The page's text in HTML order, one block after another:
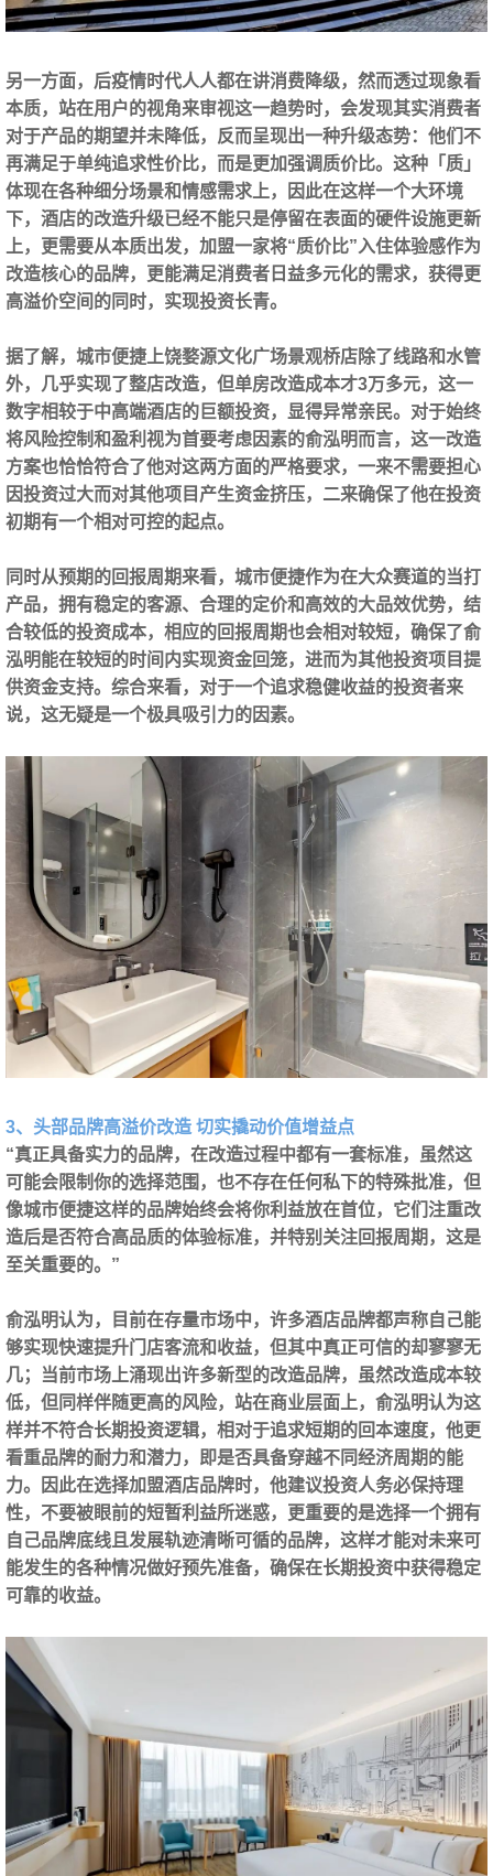
另一方面，后疫情时代人人都在讲消费降级，然而透过现象看
本质，站在用户的视角来审视这一趋势时，会发现其实消费者
对于产品的期望并未降低，反而呈现出一种升级态势：他们不
再满足于单纯追求性价比，而是更加强调质价比。这种「质」
体现在各种细分场景和情感需求上，因此在这样一个大环境
下，酒店的改造升级已经不能只是停留在表面的硬件设施更新
上，更需要从本质出发，加盟一家将“质价比”入住体验感作为
改造核心的品牌，更能满足消费者日益多元化的需求，获得更
高溢价空间的同时，实现投资长青。
据了解，城市便捷上饶婺源文化广场景观桥店除了线路和水管
外，几乎实现了整店改造，但单房改造成本才3万多元，这一
数字相较于中高端酒店的巨额投资，显得异常亲民。对于始终
将风险控制和盈利视为首要考虑因素的俞泓明而言，这一改造
方案也恰恰符合了他对这两方面的严格要求， 一来不需要担心
因投资过大而对其他项目产生资金挤压，二来确保了他在投资
初期有一个相对可控的起点。
同时从预期的回报周期来看，城市便捷作为在大众赛道的当打
产品，拥有稳定的客源、合理的定价和高效的大品效优势，结
合较低的投资成本，相应的回报周期也会相对较短，确保了俞
泓明能在较短的时间内实现资金回笼，进而为其他投资项目提
供资金支持。综合来看，对于一个追求稳健收益的投资者来
说，这无疑是一个极具吸引力的因素。
3、头部品牌高溢价改造 切实撬动价值增益点
“真正具备实力的品牌，在改造过程中都有一套标准，虽然这
可能会限制你的选择范围，也不存在任何私下的特殊批准，但
像城市便捷这样的品牌始终会将你利益放在首位，它们注重改
造后是否符合高品质的体验标准，并特别关注回报周期，这是
至关重要的。”
俞泓明认为，目前在存量市场中，许多酒店品牌都声称自己能
够实现快速提升门店客流和收益，但其中真正可信的却寥寥无
几；当前市场上涌现出许多新型的改造品牌，虽然改造成本较
低，但同样伴随更高的风险，站在商业层面上，俞泓明认为这
样并不符合长期投资逻辑，相对于追求短期的回本速度， 他更
看重品牌的耐力和潜力，即是否具备穿越不同经济周期的能
力。因此在选择加盟酒店品牌时，他建议投资人务必保持理
性，不要被眼前的短暂利益所迷惑，更重要的是选择一个拥有
自己品牌底线且发展轨迹清晰可循的品牌，这样才能对未来可
能发生的各种情况做好预先准备，确保在长期投资中获得稳定
可靠的收益。